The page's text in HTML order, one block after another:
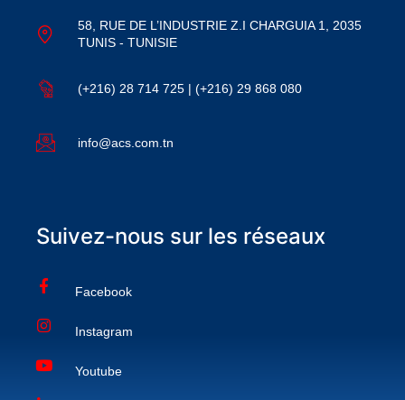
58, RUE DE L’INDUSTRIE Z.I CHARGUIA 1, 2035
TUNIS - TUNISIE
(+216) 28 714 725 | (+216) 29 868 080
info@acs.com.tn
Suivez-nous sur les réseaux
Facebook
Instagram
Youtube